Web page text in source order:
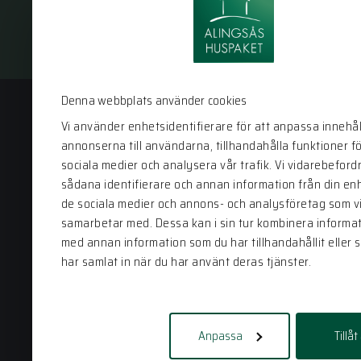
Denna webbplats använder cookies
Vi använder enhetsidentifierare för att anpassa
annonserna till användarna, tillhandahålla funktioner
sociala medier och analysera vår trafik. Vi
sådana identifierare och annan information från din
de sociala medier och annons- och analysföretag som vi
samarbetar med. Dessa kan i sin tur kombinera
med annan information som du har tillhandahållit eller
har samlat in när du har använt deras tjänster.
Anpassa Tillåt
Alingsås Huspaket
Bergstena Sågen 1
441 92 Alingsås
0322-22 95 50
info@alingsashuspaket.se